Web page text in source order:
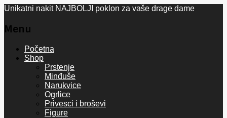
Unikatni nakit NAJBOLJI poklon za vaše drage dame
Menu
Skip
Početna
Shop
Prstenje
Minđuše
Narukvice
Ogrlice
Privesci i broševi
Figure